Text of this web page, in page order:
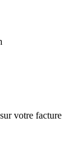
votre facture